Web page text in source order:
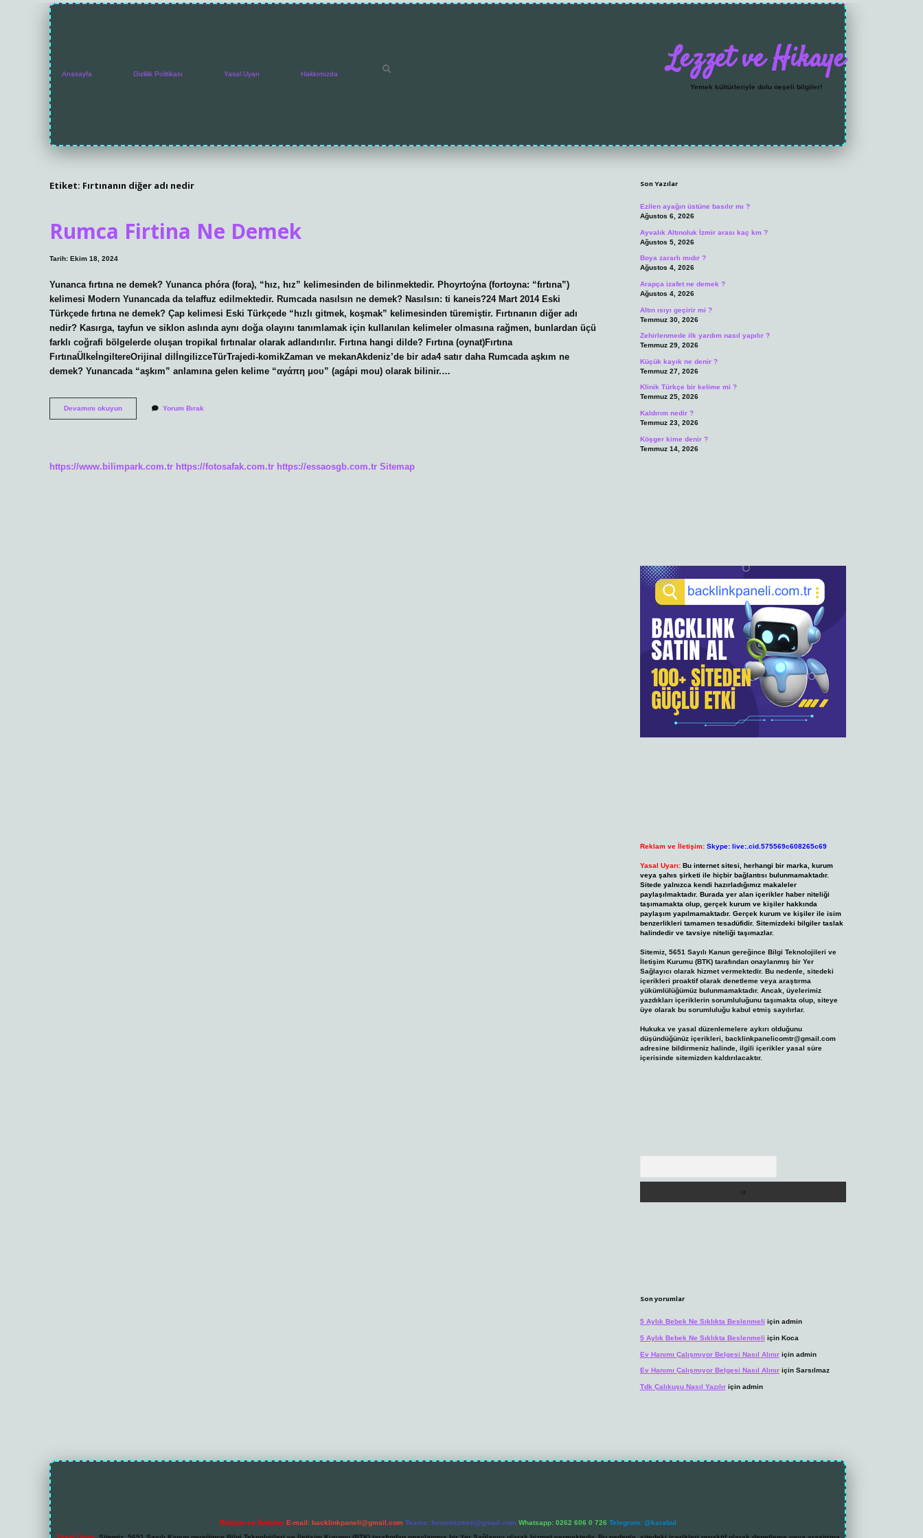
Anasayfa Gizlilik Politikası Yasal Uyarı Hakkımızda Lezzet ve Hikaye
Yemek kültürleriyle dolu neşeli bilgiler!
Etiket: Fırtınanın diğer adı nedir
Rumca Firtina Ne Demek
Tarih: Ekim 18, 2024
Yunanca fırtına ne demek? Yunanca phóra (fora), “hız, hız” kelimesinden de bilinmektedir. Phoyrtoýna (fortoyna: “fırtına”)
kelimesi Modern Yunancada da telaffuz edilmektedir. Rumcada nasılsın ne demek? Nasılsın: ti kaneis?24 Mart 2014 Eski
Türkçede fırtına ne demek? Çap kelimesi Eski Türkçede “hızlı gitmek, koşmak” kelimesinden türemiştir. Fırtınanın diğer adı
nedir? Kasırga, tayfun ve siklon aslında aynı doğa olayını tanımlamak için kullanılan kelimeler olmasına rağmen, bunlardan üçü
farklı coğrafi bölgelerde oluşan tropikal fırtınalar olarak adlandırılır. Fırtına hangi dilde? Fırtına (oynat)Fırtına
FırtınaÜlkeİngiltereOrijinal dilİngilizceTürTrajedi-komikZaman ve mekanAkdeniz’de bir ada4 satır daha Rumcada aşkım ne
demek? Yunancada “aşkım” anlamına gelen kelime “αγάπη μου” (agápi mou) olarak bilinir.…
Devamını okuyunRumca
Firtina
Yorum Bırak
https://www.bilimpark.com.tr https://fotosafak.com.tr https://essaosgb.com.tr Sitemap
Sidebar
Son Yazılar
Ezilen ayağın üstüne basılır mı ?
Ağustos 6, 2026
Ayvalık Altınoluk İzmir arası kaç km ?
Ağustos 5, 2026
Boya zararlı mıdır ?
Ağustos 4, 2026
Arapça izafet ne demek ?
Ağustos 4, 2026
Altın ısıyı geçirir mi ?
Temmuz 30, 2026
Zehirlenmede ilk yardım nasıl yapılır ?
Temmuz 29, 2026
Küçük kayık ne denir ?
Temmuz 27, 2026
Klinik Türkçe bir kelime mi ?
Temmuz 25, 2026
Kaldırım nedir ?
Temmuz 23, 2026
Köşger kime denir ?
Temmuz 14, 2026
Reklam ve İletişim: Skype: live:.cid.575569c608265c69
Yasal Uyarı: Bu internet sitesi, herhangi bir marka, kurum
veya şahıs şirketi ile hiçbir bağlantısı bulunmamaktadır.
Sitede yalnızca kendi hazırladığımız makaleler
paylaşılmaktadır. Burada yer alan içerikler haber niteliği
taşımamakta olup, gerçek kurum ve kişiler hakkında
paylaşım yapılmamaktadır. Gerçek kurum ve kişiler ile isim
benzerlikleri tamamen tesadüfidir. Sitemizdeki bilgiler taslak
halindedir ve tavsiye niteliği taşımazlar.
Sitemiz, 5651 Sayılı Kanun gereğince Bilgi Teknolojileri ve
İletişim Kurumu (BTK) tarafından onaylanmış bir Yer
Sağlayıcı olarak hizmet vermektedir. Bu nedenle, sitedeki
içerikleri proaktif olarak denetleme veya araştırma
yükümlülüğümüz bulunmamaktadır. Ancak, üyelerimiz
yazdıkları içeriklerin sorumluluğunu taşımakta olup, siteye
üye olarak bu sorumluluğu kabul etmiş sayılırlar.
Hukuka ve yasal düzenlemelere aykırı olduğunu
düşündüğünüz içerikleri, backlinkpanelicomtr@gmail.com
adresine bildirmeniz halinde, ilgili içerikler yasal süre
içerisinde sitemizden kaldırılacaktır.
Son yorumlar
5 Aylık Bebek Ne Sıklıkta Beslenmeli için admin
5 Aylık Bebek Ne Sıklıkta Beslenmeli için Koca
Ev Hanımı Çalışmıyor Belgesi Nasıl Alınıriçin admin
Ev Hanımı Çalışmıyor Belgesi Nasıl Alınıriçin Sarsılmaz
Tdk Çalıkuşu Nasıl Yazılıriçin admin
Reklam ve İletişim: E-mail: backlinkpaneli@gmail.com Teams: forumhizmeti@gmail.com Whatsapp: 0262 606 0 726 Telegram: @karabul